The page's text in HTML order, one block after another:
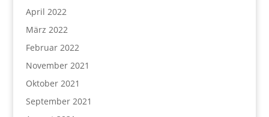
April 2022
März 2022
Februar 2022
November 2021
Oktober 2021
September 2021